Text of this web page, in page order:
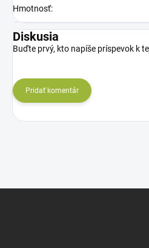
Hmotnosť:
Diskusia
Buďte prvý, kto napíše príspevok k
Pridať komentár